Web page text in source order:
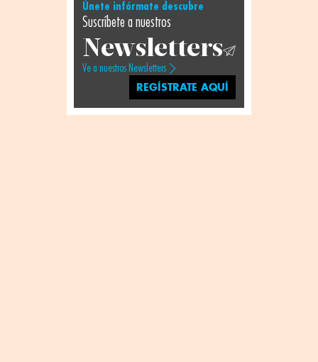
Únete infórmate descubre
Suscríbete a nuestros
Newsletters
Ve a nuestros Newsletters
REGÍSTRATE AQUÍ